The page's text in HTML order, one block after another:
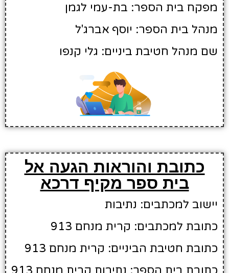
מפקח בית הספר: בת-עמי לגמן
מנהל בית הספר: יוסף אברג'ל
שם מנהל חטיבת ביניים: גלי קנפו
כתובת והוראות הגעה אל
בית ספר מקיף דרכא
יישוב למכתבים: נתיבות
כתובת למכתבים: קרית מנחם 913
כתובת חטיבת הביניים: קרית מנחם 913
כתובת בית הספר: נתיבות קרית מנחם 913